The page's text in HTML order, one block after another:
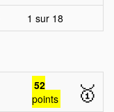
1 sur 18
52
points
🥇